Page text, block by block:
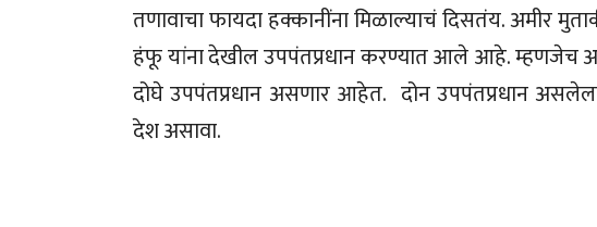
तणावाचा फायदा हक्कानींना मिळाल्याचं दिसतंय. अमीर
हंफू यांना देखील उपपंतप्रधान करण्यात आले आहे. म्हणजेच
दोघे उपपंतप्रधान असणार आहेत. दोन उपपंतप्रधान
देश असावा.